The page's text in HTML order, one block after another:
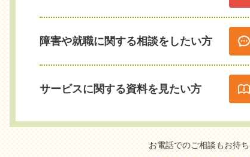
障害や就職に関する相談をしたい方
サービスに関する資料を見たい方
お電話でのご相談もお待